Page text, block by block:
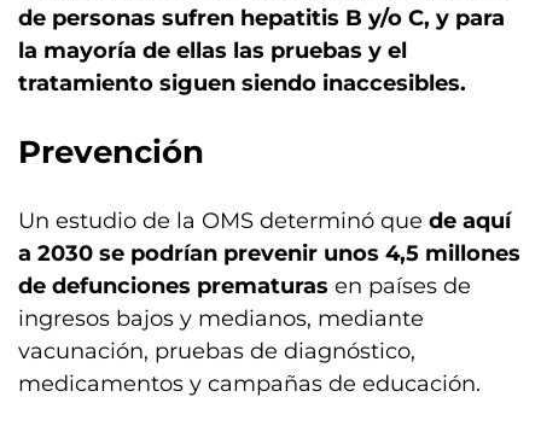
de personas sufren hepatitis B y/o C, y para
la mayoría de ellas las pruebas y el
tratamiento siguen siendo inaccesibles.
Prevención
Un estudio de la OMS determinó que de aquí
a 2030 se podrían prevenir unos 4,5 millones
de defunciones prematuras en países de
ingresos bajos y medianos, mediante
vacunación, pruebas de diagnóstico,
medicamentos y campañas de educación.